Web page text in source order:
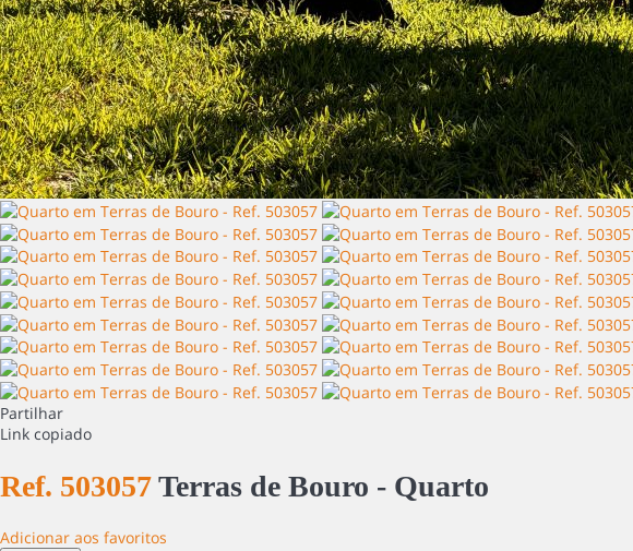
Partilhar
Link copiado
Ref. 503057Terras de Bouro - Quarto
Adicionar aos favoritos